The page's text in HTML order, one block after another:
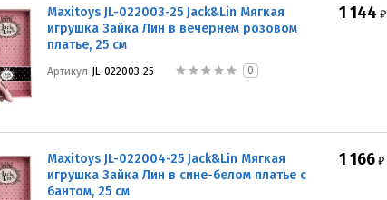
Maxitoys JL-022003-25 Jack&Lin Мягкая
игрушка Зайка Лин в вечернем розовом
платье, 25 см
Артикул JL-022003-25 0
1 144 ₽
Maxitoys JL-022004-25 Jack&Lin Мягкая
игрушка Зайка Лин в сине-белом платье с
бантом, 25 см
1 166 ₽